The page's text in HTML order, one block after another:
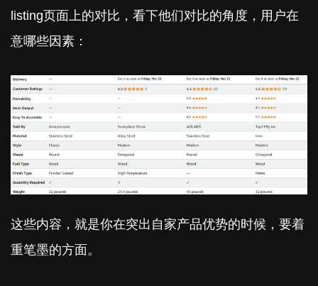
listing页面上的对比，看下他们对比的角度，用户在
意哪些因素：
这些内容，就是你在突出自家产品优势的时候，要着
重笔墨的方面。